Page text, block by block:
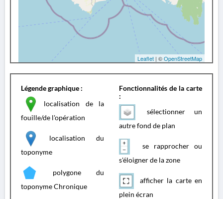
Leaflet | ©OpenStreetMap
Légende graphique :
localisation de la
fouille/de l'opération
localisation du
toponyme
polygone du
toponyme Chronique
Fonctionnalités de la carte
:
sélectionner un
autre fond de plan
se rapprocher ou
s'éloigner de la zone
afficher la carte en
plein écran